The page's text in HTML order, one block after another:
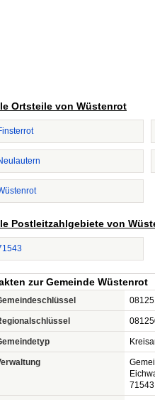
Ortsteile von Wüstenrot
Postleitzahlgebiete von
zur Gemeinde Wüstenrot